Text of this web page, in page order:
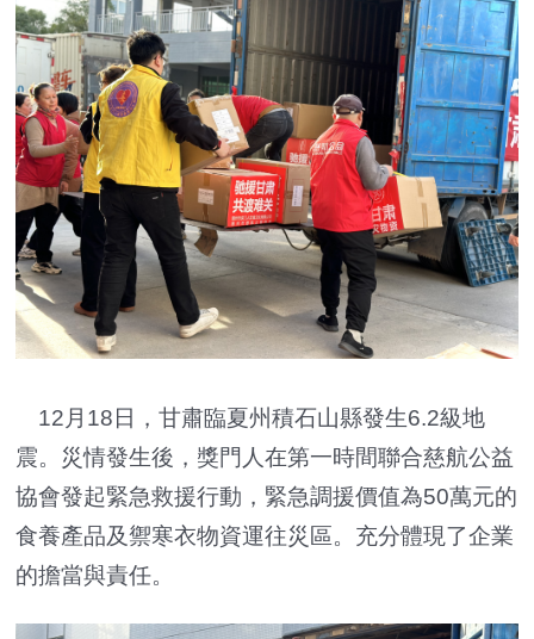
12月18日，甘肅臨夏州積石山縣發生6.2級地
震。災情發生後，獎門人在第一時間聯合慈航公益
協會發起緊急救援行動，緊急調援價值為50萬元的
食養產品及禦寒衣物資運往災區。充分體現了企業
的擔當與責任。